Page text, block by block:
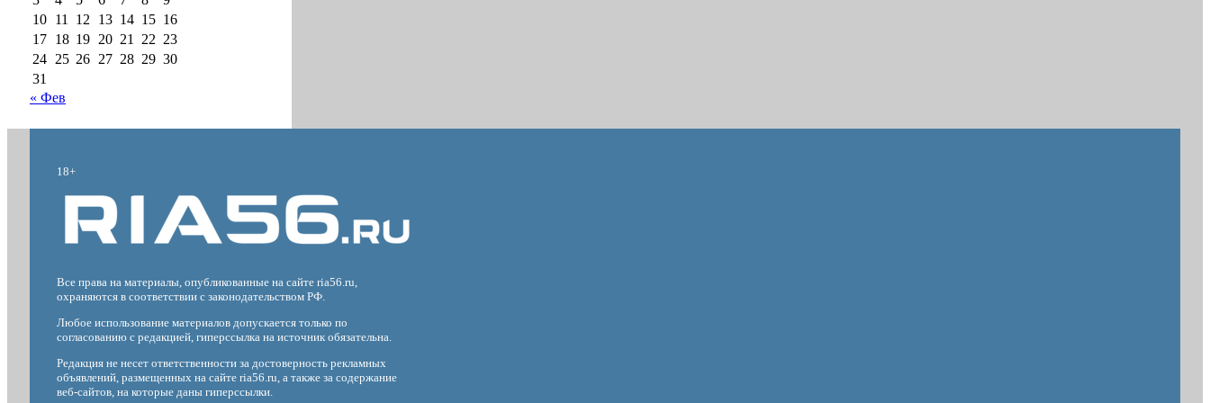
10 11 12 13 14 15 16
17 18 19 20 21 22 23
24 25 26 27 28 29 30
31
« Фев
18+
Все права на материалы, опубликованные на сайте ria56.ru,
охраняются в соответствии с законодательством РФ.
Любое использование материалов допускается только по
согласованию с редакцией, гиперссылка на источник обязательна.
Редакция не несет ответственности за достоверность рекламных
объявлений, размещенных на сайте ria56.ru, а также за содержание
веб-сайтов, на которые даны гиперссылки.